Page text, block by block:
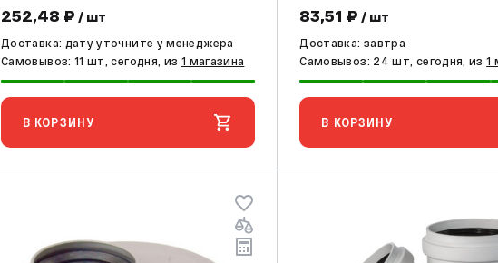
252,48 ₽ / шт
Доставка: дату уточните у менеджера
Самовывоз: 11 шт, сегодня, из 1 магазина
В КОРЗИНУ
83,51 ₽ / шт
Доставка: завтра
Самовывоз: 24 шт, сегодня, из1
В КОРЗИНУ